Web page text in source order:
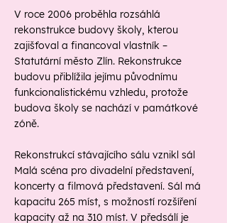
V roce 2006 proběhla rozsáhlá
rekonstrukce budovy školy, kterou
zajišťoval a financoval vlastník –
Statutární město Zlín. Rekonstrukce
budovu přiblížila jejímu původnímu
funkcionalistickému vzhledu, protože
budova školy se nachází v památkové
zóně.
Rekonstrukcí stávajícího sálu vznikl sál
Malá scéna pro divadelní představení,
koncerty a filmová představení. Sál má
kapacitu 265 míst, s možností rozšíření
kapacity až na 310 míst. V předsálí je